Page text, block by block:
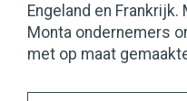
Engeland en
Monta ondernemers
met op maat